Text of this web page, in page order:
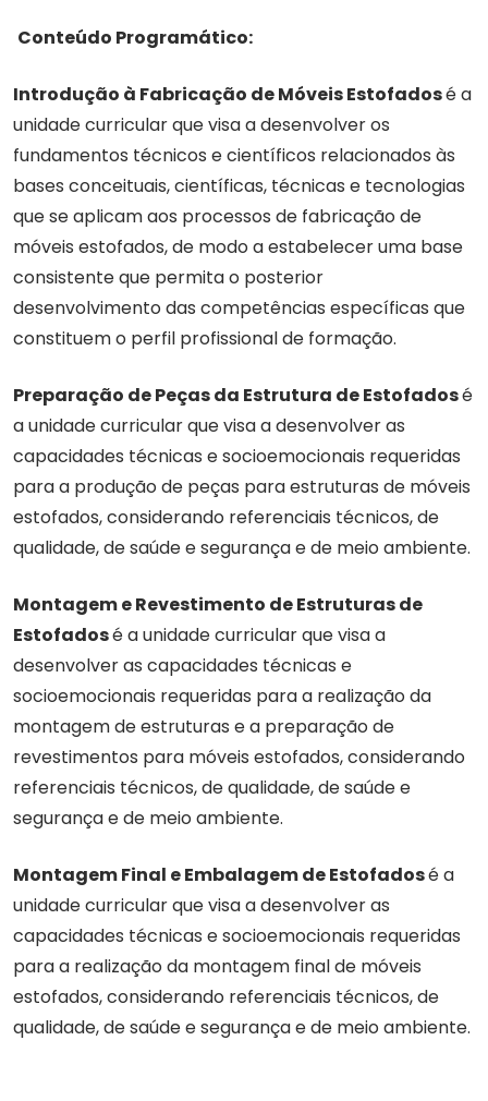
Conteúdo Programático:
Introdução à Fabricação de Móveis Estofadosé a
unidade curricular que visa a desenvolver os
fundamentos técnicos e científicos relacionados às
bases conceituais, científicas, técnicas e tecnologias
que se aplicam aos processos de fabricação de
móveis estofados, de modo a estabelecer uma base
consistente que permita o posterior
desenvolvimento das competências específicas que
constituem o perfil profissional de formação.
Preparação de Peças da Estrutura de Estofadosé
a unidade curricular que visa a desenvolver as
capacidades técnicas e socioemocionais requeridas
para a produção de peças para estruturas de móveis
estofados, considerando referenciais técnicos, de
qualidade, de saúde e segurança e de meio ambiente.
Montagem e Revestimento de Estruturas de
Estofadosé a unidade curricular que visa a
desenvolver as capacidades técnicas e
socioemocionais requeridas para a realização da
montagem de estruturas e a preparação de
revestimentos para móveis estofados, considerando
referenciais técnicos, de qualidade, de saúde e
segurança e de meio ambiente.
Montagem Final e Embalagem de Estofadosé a
unidade curricular que visa a desenvolver as
capacidades técnicas e socioemocionais requeridas
para a realização da montagem final de móveis
estofados, considerando referenciais técnicos, de
qualidade, de saúde e segurança e de meio ambiente.